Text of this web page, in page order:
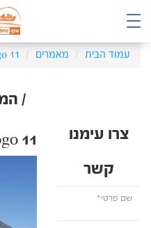
עמוד הבית מאמרים 11
/
צרו עימנו
קשר
11